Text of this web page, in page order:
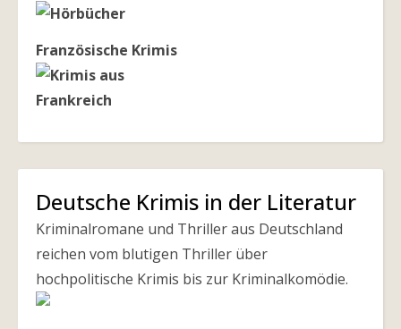
Französische Krimis
Deutsche Krimis in der Literatur
Kriminalromane und Thriller aus Deutschland
reichen vom blutigen Thriller über
hochpolitische Krimis bis zur Kriminalkomödie.